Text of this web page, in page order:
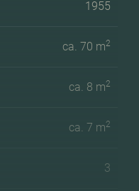
1955
ca. 70 m2
ca. 8 m2
ca. 7 m2
3